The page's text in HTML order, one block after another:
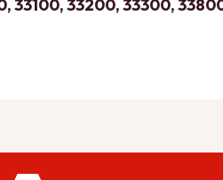
33100, 33200, 33300,